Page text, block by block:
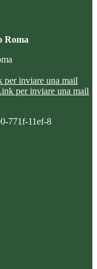
Roma
per inviare una mail
per inviare una mail
771f-11ef-8